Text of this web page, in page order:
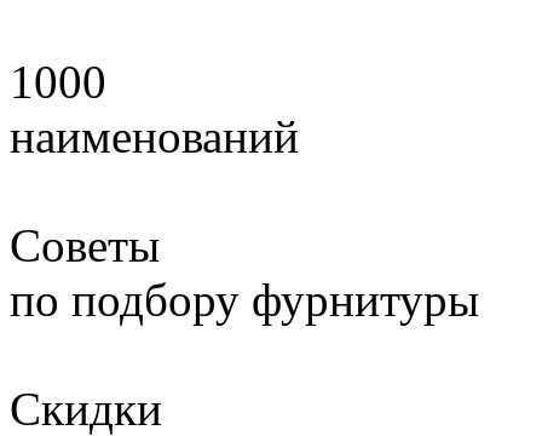
1000
наименований
Советы
по подбору фурнитуры
Скидки